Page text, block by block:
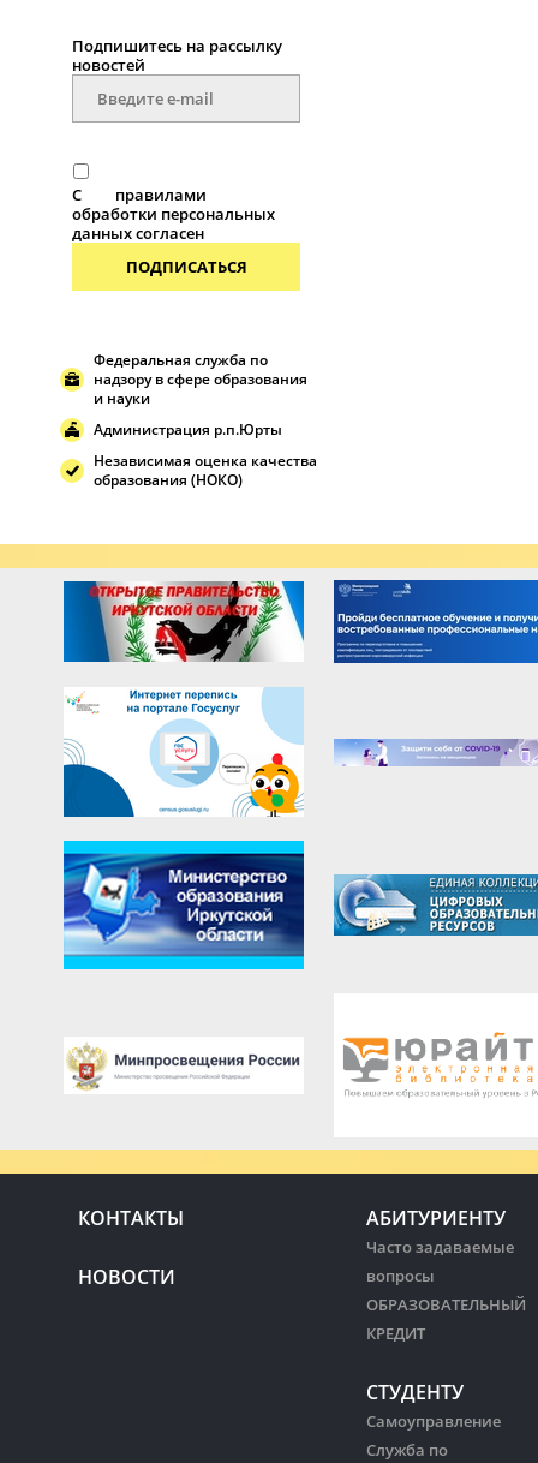
Подпишитесь на рассылку
новостей
С
правилами
обработки персональных
данных согласен
ПОДПИСАТЬСЯ
Федеральная служба по
надзору в сфере образования
и науки
Администрация р.п.Юрты
Независимая оценка качества
образования (НОКО)
КОНТАКТЫ
НОВОСТИ
АБИТУРИЕНТУ
Часто задаваемые
вопросы
ОБРАЗОВАТЕЛЬНЫЙ
КРЕДИТ
СТУДЕНТУ
Самоуправление
Служба по